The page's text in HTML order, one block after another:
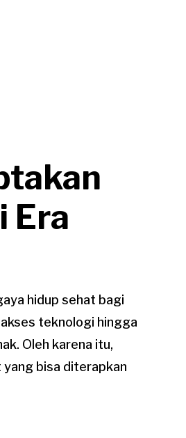
Era
hidup sehat bagi
teknologi hingga
Oleh karena itu,
bisa diterapkan